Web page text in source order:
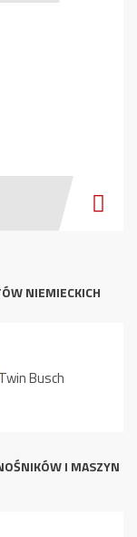
NIEMIECKICH
I MASZYN